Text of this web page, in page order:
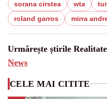
sorana cirstea wta
roland garros
mirra
Urmărește știrile
News
CELE MAI CITITE